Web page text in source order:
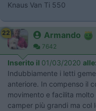
Knaus Van Ti 550
22 Armando
7642
Inserito il 01/03/2020 alle:
Indubbiamente i letti
anteriore. In compenso il
movimento e facilita
camper più grandi ma col